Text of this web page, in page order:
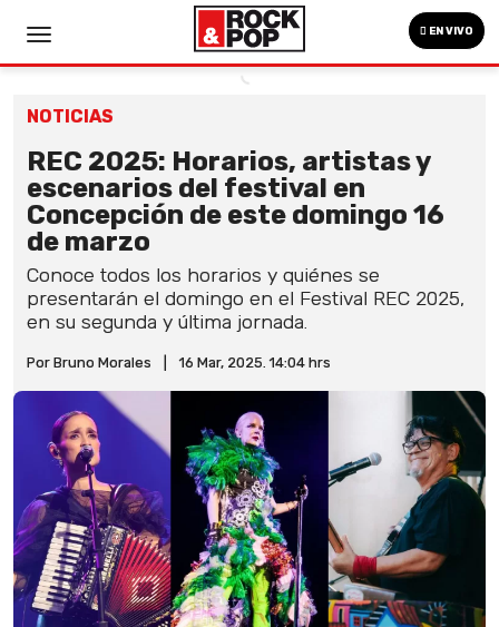
EN VIVO
NOTICIAS
REC 2025: Horarios, artistas y
escenarios del festival en
Concepción de este domingo 16
de marzo
Conoce todos los horarios y quiénes se
presentarán el domingo en el Festival REC 2025,
en su segunda y última jornada.
Por Bruno Morales 16 Mar, 2025. 14:04 hrs